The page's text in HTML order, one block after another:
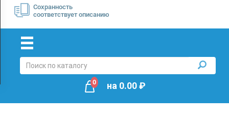
Сохранность
соответствует описанию
Оплата
0 на 0.00₽